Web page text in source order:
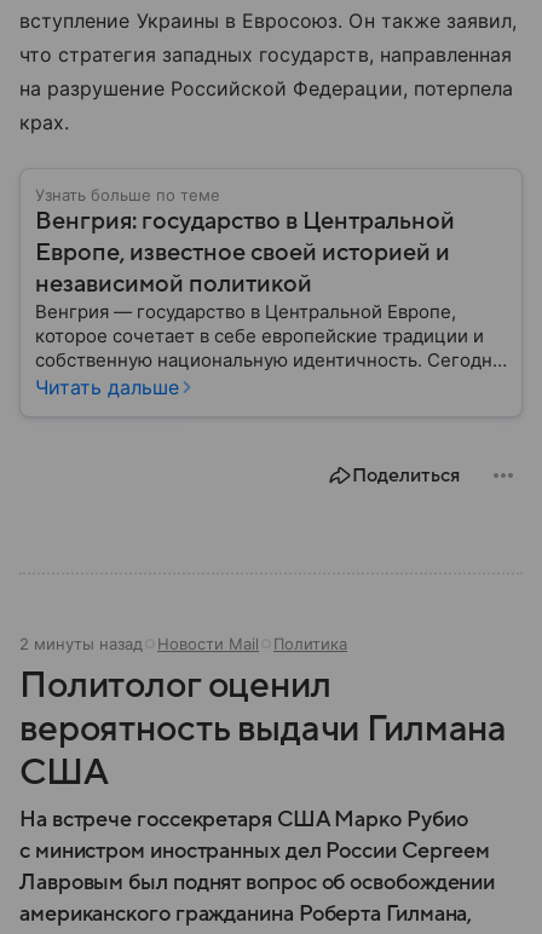
вступление Украины в Евросоюз. Он также заявил,
что стратегия западных государств, направленная
на разрушение Российской Федерации, потерпела
крах.
Узнать больше по теме
Венгрия: государство в Центральной
Европе, известное своей историей и
независимой политикой
Венгрия — государство в Центральной Европе,
которое сочетает в себе европейские традиции и
собственную национальную идентичность. Сегодня
страна играет заметную роль в политике ЕС, а ее
Читать дальше
Поделиться
2 минуты назад Новости Mail Политика
Политолог оценил
вероятность выдачи Гилмана
США
На встрече госсекретаря США Марко Рубио
с министром иностранных дел России Сергеем
Лавровым был поднят вопрос об освобождении
американского гражданина Роберта Гилмана,